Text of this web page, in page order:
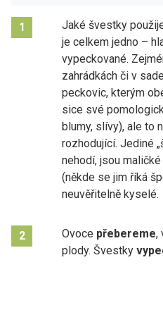
1
Jaké švestky
je celkem jedno –
vypeckované.
zahrádkách či v
peckovic, kterým
sice své
blumy, slívy), ale to
rozhodující. Jediné
nehodí, jsou
(někde se jim říká
neuvěřitelně kyselé.
2 Ovoce přebereme,
plody. Švestky